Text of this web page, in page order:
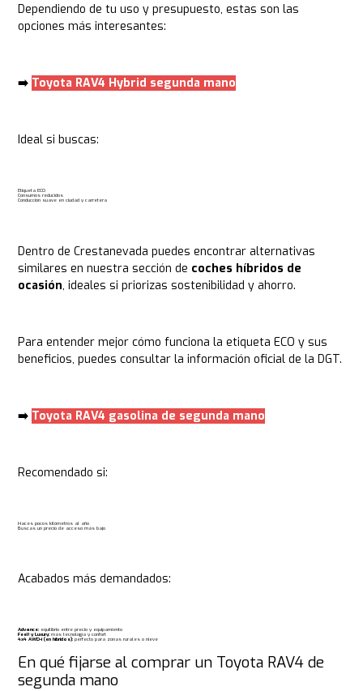
Dependiendo de tu uso y presupuesto, estas son las
opciones más interesantes:
➡️ Toyota RAV4 Hybrid segunda mano
Ideal si buscas:
Etiqueta ECO
Consumos reducidos
Conducción suave en ciudad y carretera
Dentro de Crestanevada puedes encontrar alternativas
similares en nuestra sección de coches híbridos de
ocasión, ideales si priorizas sostenibilidad y ahorro.
Para entender mejor cómo funciona la etiqueta ECO y sus
beneficios, puedes consultar la información oficial de laDGT.
➡️ Toyota RAV4 gasolina de segunda mano
Recomendado si:
Haces pocos kilómetros al año
Buscas un precio de acceso más bajo
Acabados más demandados:
Advance: equilibrio entre precio y equipamiento
Feel! y Luxury: más tecnología y confort
4x4 AWD-i (en híbridos): perfecto para zonas rurales o nieve
En qué fijarse al comprar un Toyota RAV4 de
segunda mano